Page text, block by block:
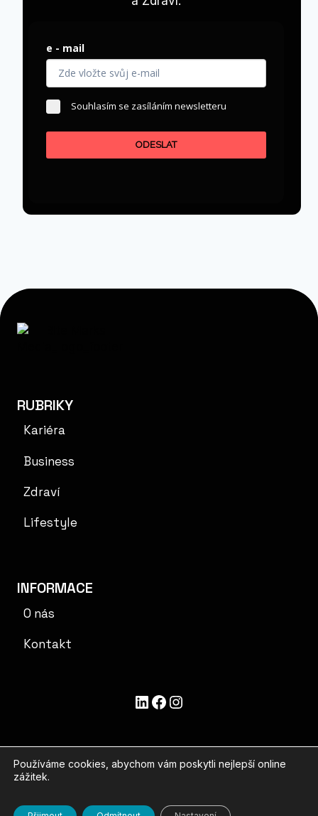
e - mail
Souhlasím se zasíláním newsletteru
ODESLAT
RUBRIKY
Kariéra
Business
Zdraví
Lifestyle
INFORMACE
O nás
Kontakt
LinkedIn
Facebook
Instagram
Používáme cookies, abychom vám poskytli nejlepší online
zážitek.